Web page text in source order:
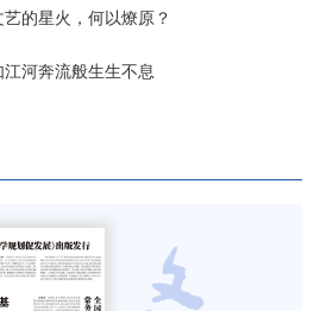
的星火，何以燎原？
河奔流般生生不息